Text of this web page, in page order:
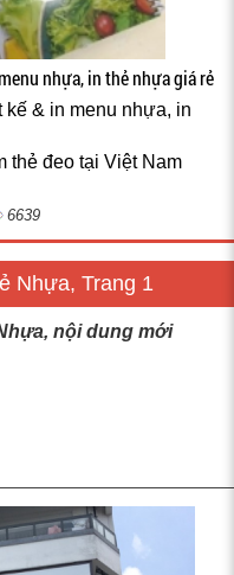
nhựa, in thẻ nhựa giá rẻ
& in menu nhựa, in
thẻ đeo tại Việt Nam
6639
Nhựa, Trang 1
nội dung mới